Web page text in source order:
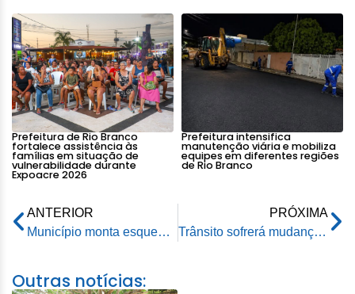
Prefeitura de Rio Branco
fortalece assistência às
famílias em situação de
vulnerabilidade durante
Expoacre 2026
Prefeitura intensifica
manutenção viária e mobiliza
equipes em diferentes regiões
de Rio Branco
ANTERIOR
Município monta esquema de trânsito especial para a virada de ano
PRÓXIMA
Trânsito sofrerá mudanças para o Show Piromusical realizado pela prefeitura na virada de ano em Rio Branco
Outras notícias: